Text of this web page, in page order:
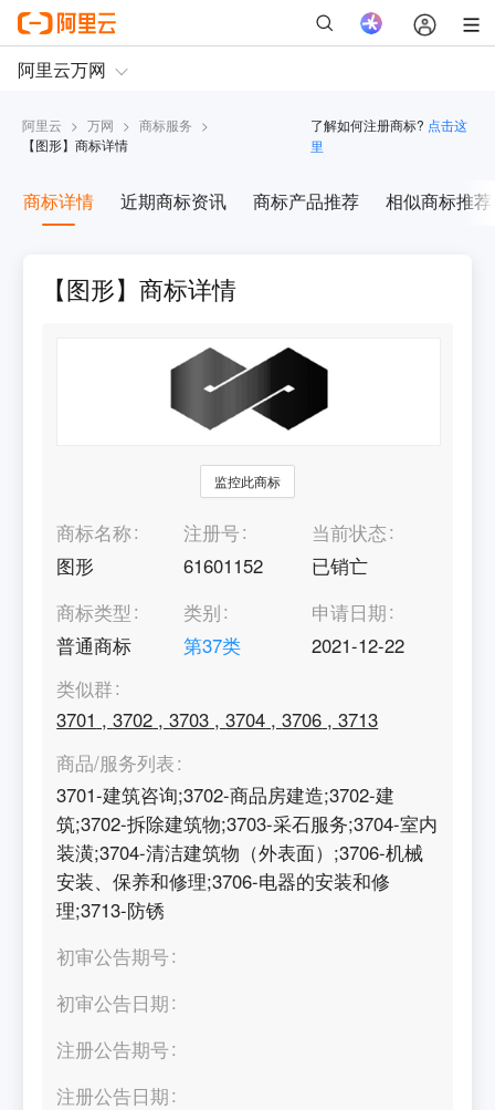
阿里云 > 万网 > 商标服务 >
【图形】商标详情
了解如何注册商标? 点击这
里
商标详情 近期商标资讯 商标产品推荐 相似商标推荐
【图形】商标详情
监控此商标
商标名称
图形
注册号
61601152
当前状态
已销亡
商标类型
普通商标
类别
第37类
申请日期
2021-12-22
类似群
3701 ,3702 ,3703 ,3704 ,3706 ,3713
商品/服务列表
3701-建筑咨询;3702-商品房建造;3702-建
筑;3702-拆除建筑物;3703-采石服务;3704-室内
装潢;3704-清洁建筑物（外表面）;3706-机械
安装、保养和修理;3706-电器的安装和修
理;3713-防锈
初审公告期号
初审公告日期
注册公告期号
注册公告日期